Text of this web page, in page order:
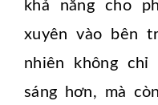
khả năng cho
xuyên vào bên
nhiên không
sáng hơn, mà